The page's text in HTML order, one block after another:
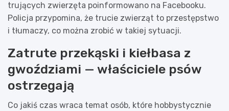
trujących zwierzęta poinformowano na Facebooku.
Policja przypomina, że trucie zwierząt to przestępstwo
i tłumaczy, co można zrobić w takiej sytuacji.
Zatrute przekąski i kiełbasa z
gwoździami — właściciele psów
ostrzegają
Co jakiś czas wraca temat osób, które hobbystycznie